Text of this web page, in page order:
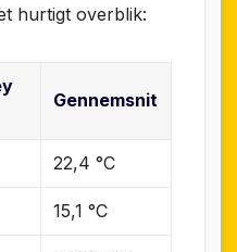
hurtigt overblik:
Gennemsnit
22,4 °C
15,1 °C